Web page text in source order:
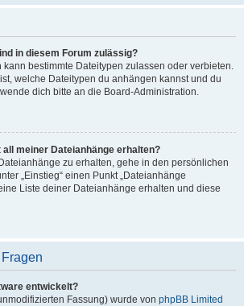
in diesem Forum zulässig?
kann bestimmte Dateitypen zulassen oder verbieten.
welche Dateitypen du anhängen kannst und du
dich bitte an die Board-Administration.
meiner Dateianhänge erhalten?
zu erhalten, gehe in den persönlichen
„Einstieg“ einen Punkt „Dateianhänge
Liste deiner Dateianhänge erhalten und diese
entwickelt?
Fassung) wurde von phpBB Limited